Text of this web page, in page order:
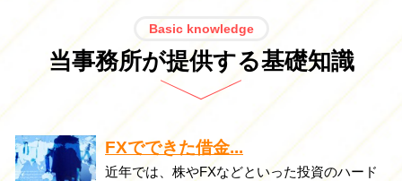
Basic knowledge
当事務所が提供する基礎知識
FXでできた借金...
近年では、株やFXなどといった投資のハード